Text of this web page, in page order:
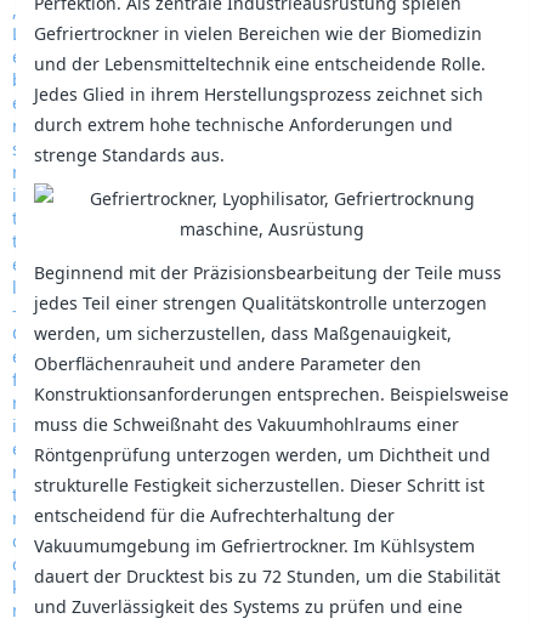
Gefriertrockner in vielen Bereichen wie der Biomedizin
und der Lebensmitteltechnik eine entscheidende Rolle.
Jedes Glied in ihrem Herstellungsprozess zeichnet sich
durch extrem hohe technische Anforderungen und
strenge Standards aus.
Beginnend mit der Präzisionsbearbeitung der Teile muss
jedes Teil einer strengen Qualitätskontrolle unterzogen
werden, um sicherzustellen, dass Maßgenauigkeit,
Oberflächenrauheit und andere Parameter den
Konstruktionsanforderungen entsprechen. Beispielsweise
muss die Schweißnaht des Vakuumhohlraums einer
Röntgenprüfung unterzogen werden, um Dichtheit und
strukturelle Festigkeit sicherzustellen. Dieser Schritt ist
entscheidend für die Aufrechterhaltung der
Vakuumumgebung im Gefriertrockner. Im Kühlsystem
dauert der Drucktest bis zu 72 Stunden, um die Stabilität
und Zuverlässigkeit des Systems zu prüfen und eine